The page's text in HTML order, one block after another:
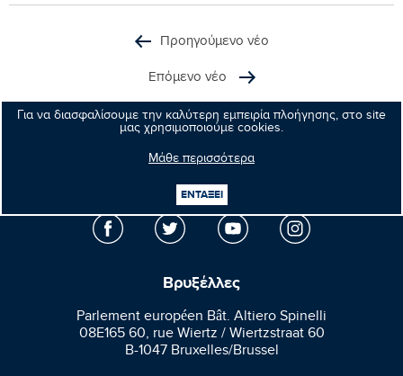
Για να διασφαλίσουμε την καλύτερη εμπειρία πλοήγησης, στο site
μας χρησιμοποιούμε cookies.
Μάθε περισσότερα
ΕΝΤΑΞΕΙ
Προηγούμενο νέο
Επόμενο νέο
Μανώλης
Ευρωβουλευτής
Βρυξέλλες
Parlement européen Bât. Altiero Spinelli
08E165 60, rue Wiertz / Wiertzstraat 60
B-1047 Bruxelles/Brussel